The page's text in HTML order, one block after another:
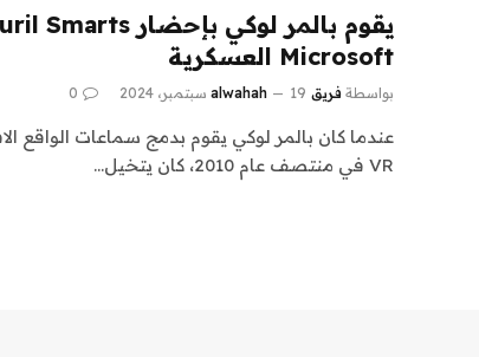
Microsoft العسكرية
بواسطة فريق alwahah 19 سبتمبر، 2024 0
VR في منتصف عام 2010، كان يتخيل…